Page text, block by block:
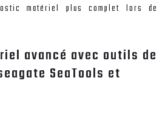
matériel plus complet lors de
avancé avec outils de
SeaTools et